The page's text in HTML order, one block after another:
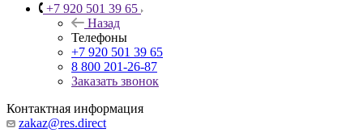
+7 920 501 39 65
Назад
Телефоны
+7 920 501 39 65
8 800 201-26-87
Заказать звонок
Контактная информация
zakaz@res.direct